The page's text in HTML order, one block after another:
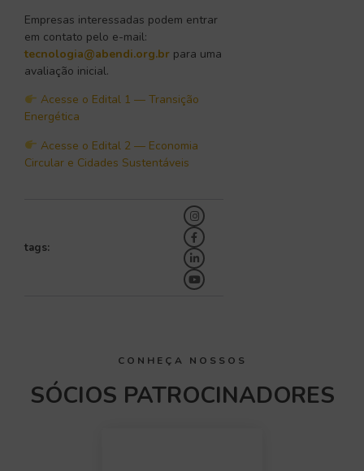
Empresas interessadas podem entrar
em contato pelo e-mail:
tecnologia@abendi.org.br para uma
avaliação inicial.
Acesse o Edital 1 — Transição
Energética
Acesse o Edital 2 — Economia
Circular e Cidades Sustentáveis
tags:
CONHEÇA NOSSOS
SÓCIOS PATROCINADORES